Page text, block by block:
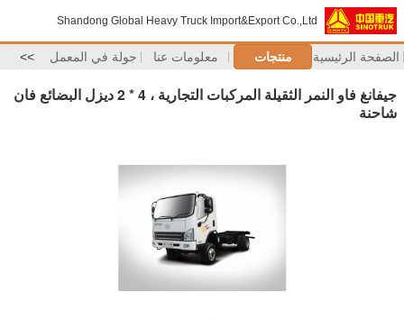
Shandong Global Heavy Truck Import&Export Co.,Ltd
الصفحة الرئيسية منتجات معلومات عنا جولة في المعمل >>
جيفانغ فاو النمر الثقيلة المركبات التجارية ، 4 * 2 ديزل البضائع فان
شاحنة